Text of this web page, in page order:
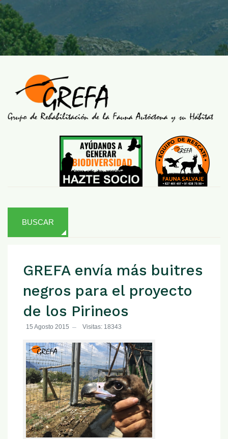
BUSCAR
GREFA envía más buitres
negros para el proyecto
de los Pirineos
15 Agosto 2015 Visitas: 18343